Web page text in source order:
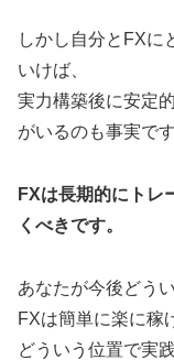
しかし自分とFXに
いけば、
実力構築後に安定
がいるのも事実です
FXは長期的にトレ
くべきです。
あなたが今後どう
FXは簡単に楽に稼
どういう位置で実